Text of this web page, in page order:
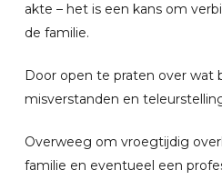
akte – het is een kans om
de familie.
Door open te praten over wat
misverstanden en
Overweeg om vroegtijdig
familie en eventueel een